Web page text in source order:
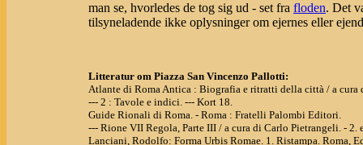
man se, hvorledes de tog sig ud - set fra floden. Det
tilsyneladende ikke oplysninger om ejernes eller
Litteratur om Piazza San Vincenzo Pallotti:
Atlante di Roma Antica : Biografia e ritratti della città / a
--- 2 : Tavole e indici. --- Kort 18.
Guide Rionali di Roma. - Roma : Fratelli Palombi Editori.
--- Rione VII Regola, Parte III / a cura di Carlo Pietrangeli. - 2.
Lanciani, Rodolfo: Forma Urbis Romae. 1. Ristampa. Roma,